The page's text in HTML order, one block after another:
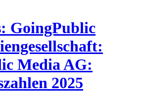
GoingPublic
Media AG:
2025